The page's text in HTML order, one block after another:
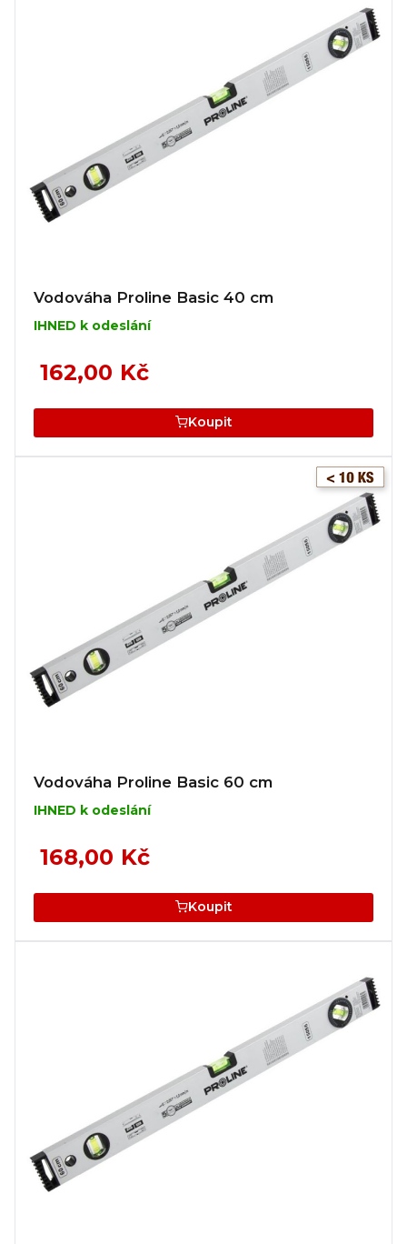
Vodováha Proline Basic 40 cm
IHNED k odeslání
162,00 Kč
Koupit
Vodováha Proline Basic 60 cm
IHNED k odeslání
168,00 Kč
Koupit